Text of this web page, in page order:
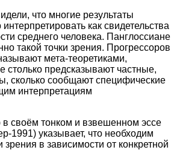
что многие результаты
как свидетельства
среднего человека. Панглоссиане
такой точки зрения. Прогрессоров
мета-теоретиками,
столько предсказывают частные,
сколько сообщают специфические
интерпретациям
своём тонком и взвешенном эссе
1991) указывает, что необходим
в зависимости от конкретной